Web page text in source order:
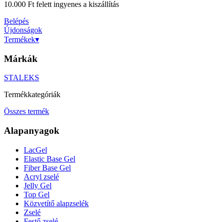
10.000 Ft felett ingyenes a kiszállítás
Belépés
Újdonságok
Termékek▾
Márkák
STALEKS
Termékkategóriák
Összes termék
Alapanyagok
LacGel
Elastic Base Gel
Fiber Base Gel
Acryl zselé
Jelly Gel
Top Gel
Közvetítő alapzselék
Zselé